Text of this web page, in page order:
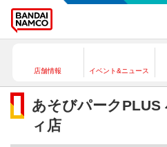
店舗情報 イベント&ニュース
あそびパークPLUS
ィ店